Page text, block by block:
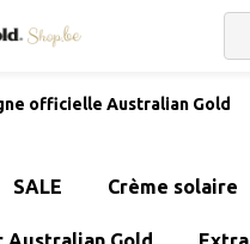
officielle Australian Gold
SALE Crème solaire